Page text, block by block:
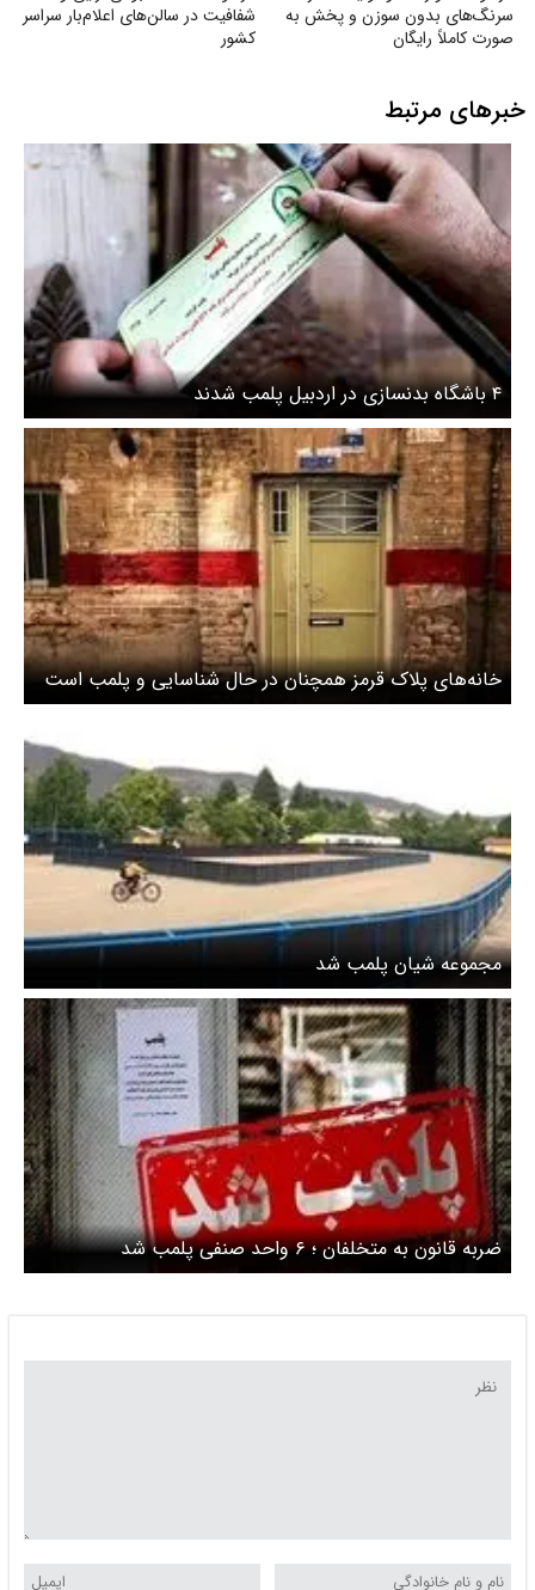
سرنگ‌های بدون سوزن و پخش به
صورت کاملاً رایگان
شفافیت در سالن‌های اعلام‌بار سراسر
کشور
خبرهای مرتبط
۴ باشگاه بدنسازی در اردبیل پلمب شدند
خانه‌های پلاک‌ قرمز همچنان در حال شناسایی و پلمب است
مجموعه شیان پلمب شد
ضربه قانون به متخلفان ؛ ۶ واحد صنفی پلمب شد